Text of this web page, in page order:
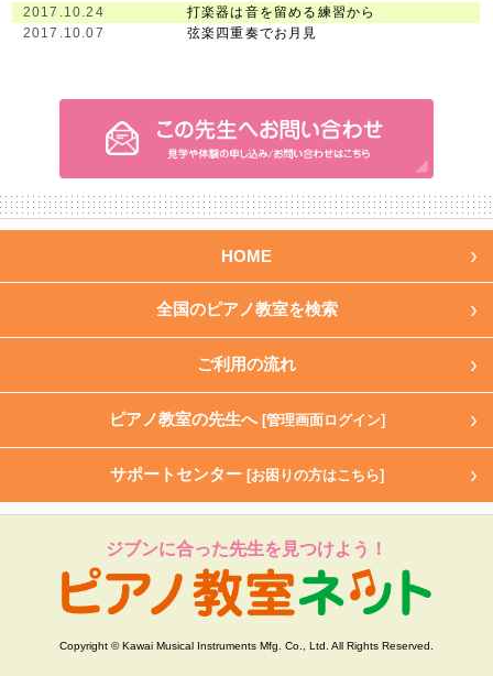
2017.10.24
打楽器は音を留める練習から
2017.10.07
弦楽四重奏でお月見
HOME
全国のピアノ教室を検索
ご利用の流れ
ピアノ教室の先生へ [管理画面ログイン]
サポートセンター [お困りの方はこちら]
ジブンに合った先生を見つけよう！
Copyright © Kawai Musical Instruments Mfg. Co., Ltd. All Rights Reserved.